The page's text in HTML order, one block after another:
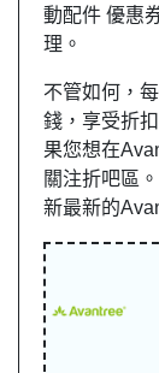
動配件 優惠
理。
不管如何，
錢，享受折
果您想在
關注折吧區
新最新的